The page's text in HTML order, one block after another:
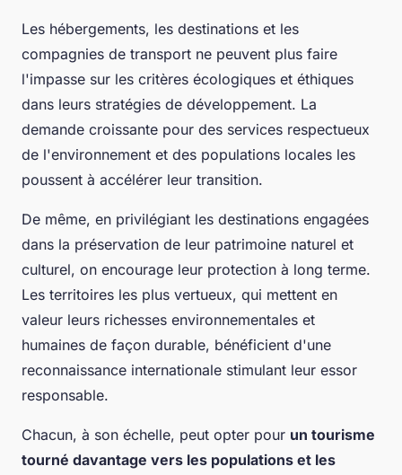
Les hébergements, les destinations et les
compagnies de transport ne peuvent plus faire
l'impasse sur les critères écologiques et éthiques
dans leurs stratégies de développement. La
demande croissante pour des services respectueux
de l'environnement et des populations locales les
poussent à accélérer leur transition.
De même, en privilégiant les destinations engagées
dans la préservation de leur patrimoine naturel et
culturel, on encourage leur protection à long terme.
Les territoires les plus vertueux, qui mettent en
valeur leurs richesses environnementales et
humaines de façon durable, bénéficient d'une
reconnaissance internationale stimulant leur essor
responsable.
Chacun, à son échelle, peut opter pour un tourisme
tourné davantage vers les populations et les